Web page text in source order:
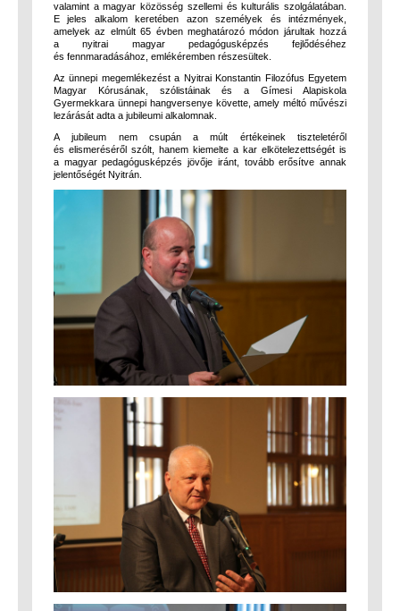
valamint a magyar közösség szellemi és kulturális szolgálatában.
E jeles alkalom keretében azon személyek és intézmények,
amelyek az elmúlt 65 évben meghatározó módon járultak hozzá
a nyitrai magyar pedagógusképzés fejlődéséhez
és fennmaradásához, emlékéremben részesültek.
Az ünnepi megemlékezést a Nyitrai Konstantin Filozófus Egyetem
Magyar Kórusának, szólistáinak és a Gímesi Alapiskola
Gyermekkara ünnepi hangversenye követte, amely méltó művészi
lezárását adta a jubileumi alkalomnak.
A jubileum nem csupán a múlt értékeinek tiszteletéről
és elismeréséről szólt, hanem kiemelte a kar elkötelezettségét is
a magyar pedagógusképzés jövője iránt, tovább erősítve annak
jelentőségét Nyitrán.